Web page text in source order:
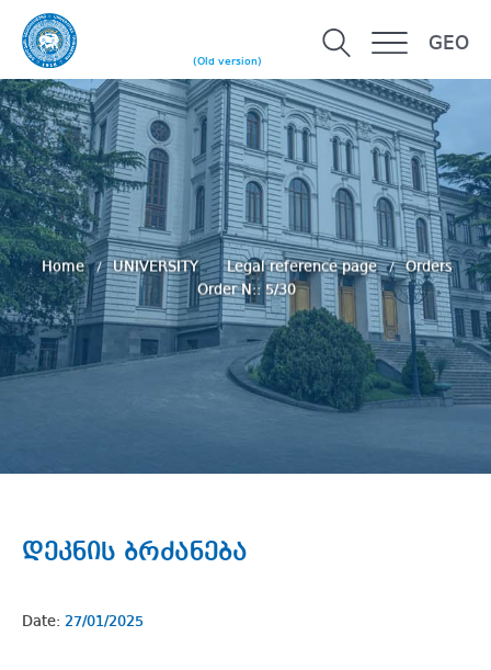
(Old version)
GEO
Home UNIVERSITY Legal reference page
Orders
Order N:: 5/30
დეკნის ბრძანება
Date: 27/01/2025